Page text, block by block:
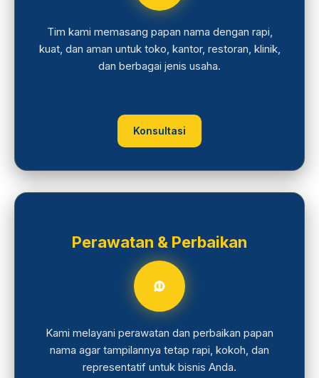
Tim kami memasang papan nama dengan rapi,
kuat, dan aman untuk toko, kantor, restoran, klinik,
dan berbagai jenis usaha.
Konsultasi
Perawatan & Perbaikan
Kami melayani perawatan dan perbaikan papan
nama agar tampilannya tetap rapi, kokoh, dan
representatif untuk bisnis Anda.